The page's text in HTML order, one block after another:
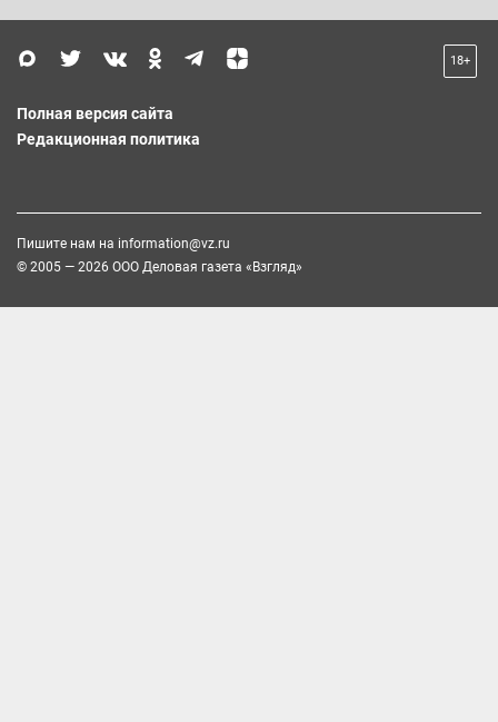
18+
Полная версия сайта
Редакционная политика
Пишите нам на information@vz.ru
© 2005 — 2026 ООО Деловая газета «Взгляд»